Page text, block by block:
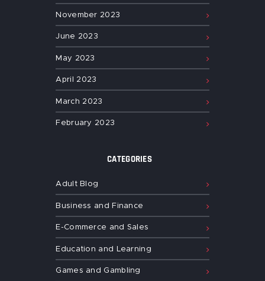
November 2023
June 2023
May 2023
April 2023
March 2023
February 2023
CATEGORIES
Adult Blog
Business and Finance
E-Commerce and Sales
Education and Learning
Games and Gambling